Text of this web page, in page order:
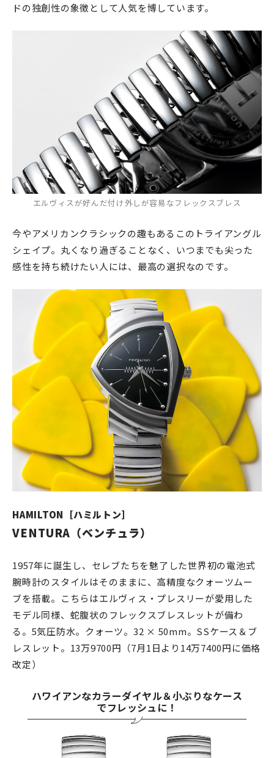
ドの独創性の象徴として人気を博しています。
エルヴィスが好んだ付け外しが容易なフレックスブレス
今やアメリカンクラシックの趣もあるこのトライアングル
シェイプ。丸くなり過ぎることなく、いつまでも尖った
感性を持ち続けたい人には、最高の選択なのです。
HAMILTON［ハミルトン］
VENTURA（ベンチュラ）
1957年に誕生し、セレブたちを魅了した世界初の電池式
腕時計のスタイルはそのままに、高精度なクォーツムー
ブを搭載。こちらはエルヴィス・プレスリーが愛用した
モデル同様、蛇腹状のフレックスブレスレットが備わ
る。5気圧防水。クォーツ。32 × 50mm。SSケース＆ブ
レスレット。13万9700円（7月1日より14万7400円に価格
改定）
ハワイアンなカラーダイヤル＆小ぶりなケース
でフレッシュに！